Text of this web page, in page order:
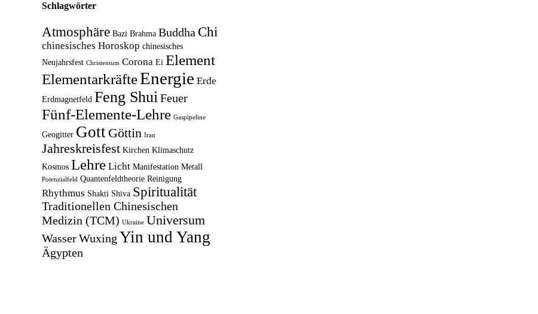
Schlagwörter
Atmosphäre Bazi Brahma Buddha Chi
chinesisches Horoskop chinesisches
Neujahrsfest Christentum Corona Ei Element
ElementarkräfteEnergie Erde
Erdmagnetfeld Feng Shui Feuer
Fünf-Elemente-Lehre Gaspipeline
Geogitter Gott Göttin Iran
Jahreskreisfest Kirchen Klimaschutz
Kosmos Lehre Licht Manifestation Metall
Potenzialfeld Quantenfeldtheorie Reinigung
Rhythmus Shakti Shiva Spiritualität
Traditionellen Chinesischen
Medizin (TCM) Ukraine Universum
Wasser Wuxing Yin und Yang
Ägypten